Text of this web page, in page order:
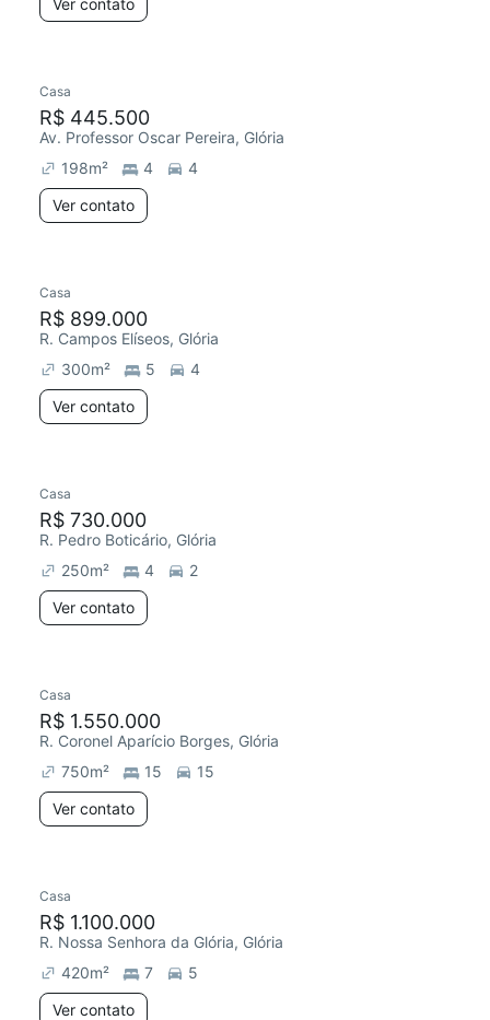
Ver contato
Casa
R$ 445.500
Av. Professor Oscar Pereira, Glória
198m² 4
4
Ver contato
Casa
R$ 899.000
R. Campos Elíseos, Glória
300m² 5
4
Ver contato
Casa
R$ 730.000
R. Pedro Boticário, Glória
250m² 4
2
Ver contato
Casa
R$ 1.550.000
R. Coronel Aparício Borges, Glória
750m² 15
15
Ver contato
Casa
R$ 1.100.000
R. Nossa Senhora da Glória, Glória
420m² 7
5
Ver contato